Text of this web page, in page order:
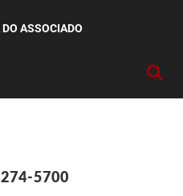
DO ASSOCIADO
5700